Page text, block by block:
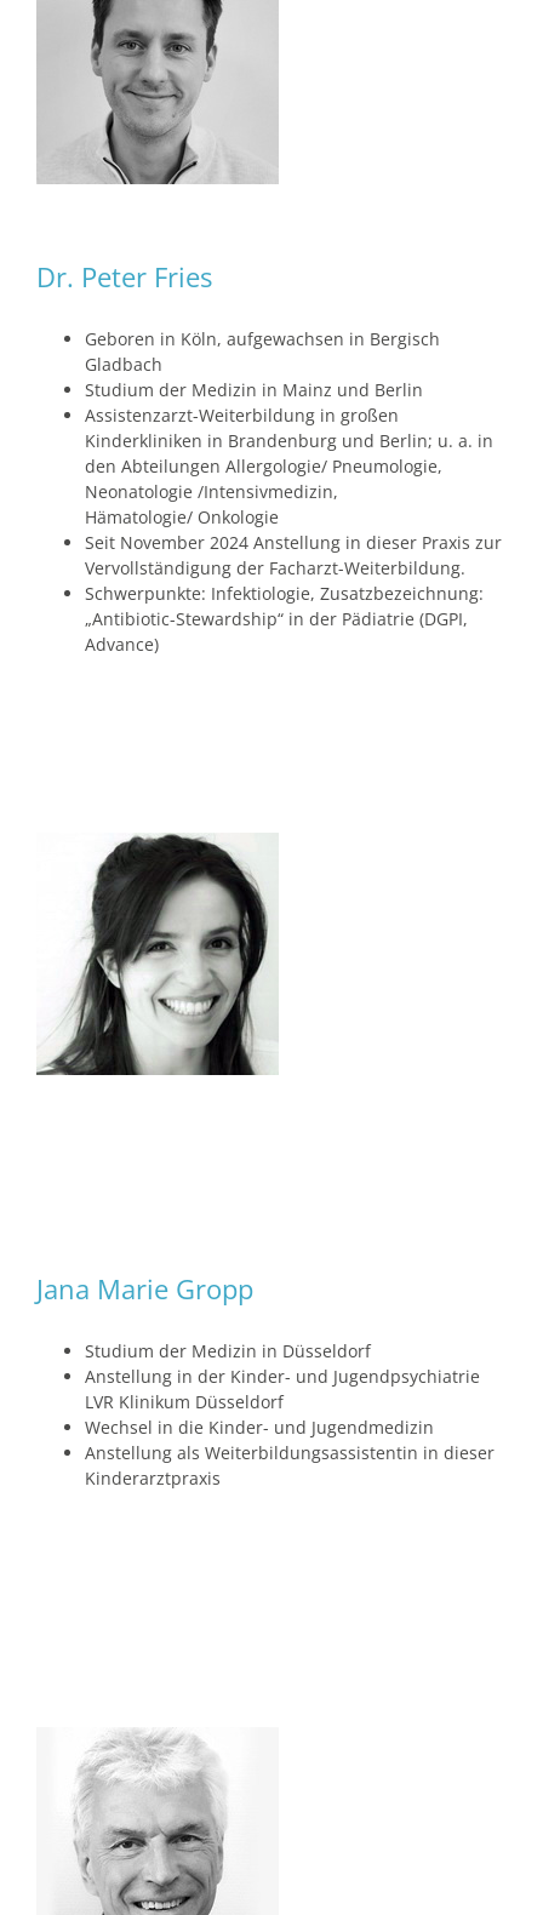
Dr. Peter Fries
Geboren in Köln, aufgewachsen in Bergisch
Gladbach
Studium der Medizin in Mainz und Berlin
Assistenzarzt-Weiterbildung in großen
Kinderkliniken in Brandenburg und Berlin; u. a. in
den Abteilungen Allergologie/ Pneumologie,
Neonatologie /Intensivmedizin,
Hämatologie/ Onkologie
Seit November 2024 Anstellung in dieser Praxis zur
Vervollständigung der Facharzt-Weiterbildung.
Schwerpunkte: Infektiologie, Zusatzbezeichnung:
„Antibiotic-Stewardship“ in der Pädiatrie (DGPI,
Advance)
Jana Marie Gropp
Studium der Medizin in Düsseldorf
Anstellung in der Kinder- und Jugendpsychiatrie
LVR Klinikum Düsseldorf
Wechsel in die Kinder- und Jugendmedizin
Anstellung als Weiterbildungsassistentin in dieser
Kinderarztpraxis